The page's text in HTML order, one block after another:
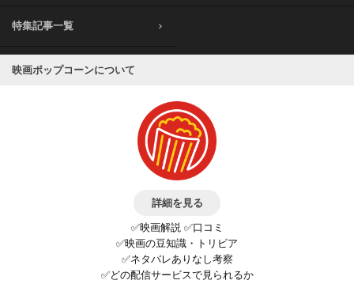
特集記事一覧
映画ポップコーンについて
詳細を見る
✅映画解説 ✅口コミ
✅映画の豆知識・トリビア
✅ネタバレありなし考察
✅どの配信サービスで見られるか